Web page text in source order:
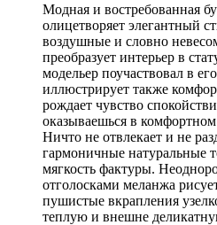
Модная и востребованная
олицетворяет элегантный
воздушные и словно
преобразует интерьер в
модельер поучаствовал в
иллюстрирует также
рождает чувство
оказываешься в
Ничто не отвлекает и не
гармоничные натуральные
мягкость фактуры.
отголосками меланжа
пушистые вкрапления
теплую и внешне